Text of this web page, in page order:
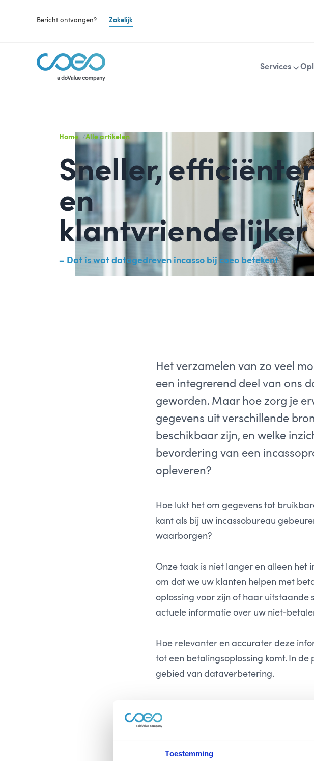
Toestemming
Bericht ontvangen? Zakelijk
Services
Home Alle artikelen
Sneller, efficiënter
en
klantvriendelijker
– Dat is wat datagedreven incasso bij coeo betekent
Het verzamelen van zo veel
een integrerend deel van ons
geworden. Maar hoe zorg je
gegevens uit verschillende
beschikbaar zijn, en welke
bevordering van een
opleveren?
Hoe lukt het om gegevens tot
kant als bij uw incassobureau
waarborgen?
Onze taak is niet langer en alleen het
om dat we uw klanten helpen met
oplossing voor zijn of haar uitstaande
actuele informatie over uw niet-
Hoe relevanter en accurater deze
tot een betalingsoplossing komt. In
gebied van dataverbetering.
organisatie. Lees het in onze nieuwe